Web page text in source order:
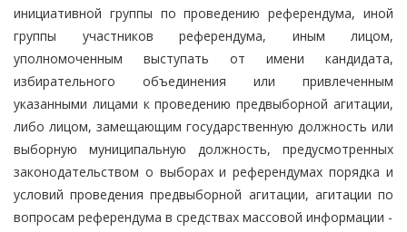
инициативной группы по проведению референдума, иной
группы участников референдума, иным лицом,
уполномоченным выступать от имени кандидата,
избирательного объединения или привлеченным
указанными лицами к проведению предвыборной агитации,
либо лицом, замещающим государственную должность или
выборную муниципальную должность, предусмотренных
законодательством о выборах и референдумах порядка и
условий проведения предвыборной агитации, агитации по
вопросам референдума в средствах массовой информации -